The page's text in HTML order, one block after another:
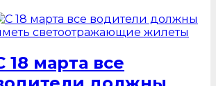
18 марта все